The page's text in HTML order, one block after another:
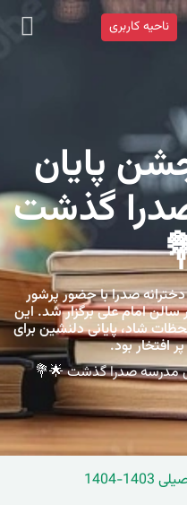
ناحیه کاربری
پایان
گذشت
صدرا با حضور پرشور
سالن امام علی برگزار شد. این
شاد، پایانی دلنشین برای
افتخار بود.
مدرسه صدرا گذشت 🌟💐
1404